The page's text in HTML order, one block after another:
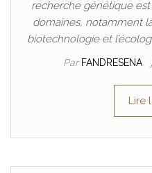
recherche génétique
domaines, notamment
biotechnologie et
Par FANDRESENA
Lire